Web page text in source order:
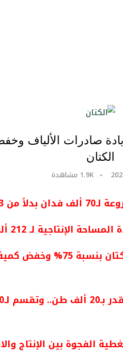
صادرات الألياف
الكتان
1.9K مشاهدة
ألف فدان
ارتفاع نسبة الاكتفاء الذاتى من
ويتم تغطية الفجوة بين